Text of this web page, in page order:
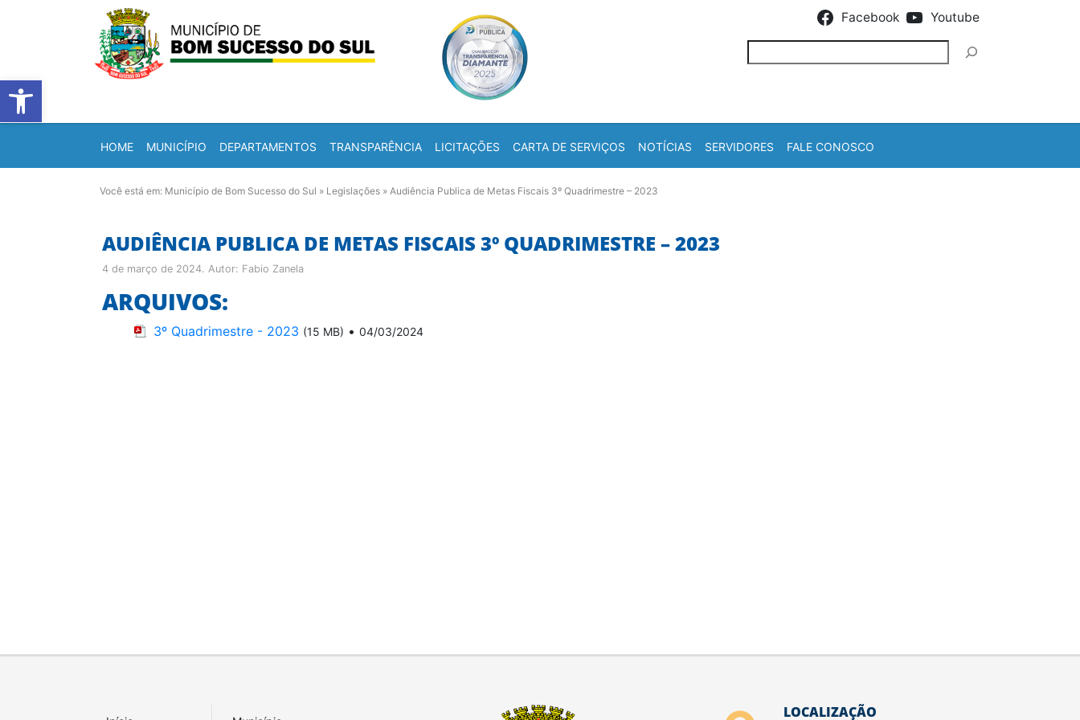
Barra de Ferramentas Aberta
Facebook Youtube
HOME MUNICÍPIO DEPARTAMENTOS TRANSPARÊNCIA LICITAÇÕES CARTA DE SERVIÇOS NOTÍCIAS SERVIDORES FALE CONOSCO
Você está em: Município de Bom Sucesso do Sul » Legislações » Audiência Publica de Metas Fiscais 3º Quadrimestre – 2023
AUDIÊNCIA PUBLICA DE METAS FISCAIS 3º QUADRIMESTRE – 2023
4 de março de 2024. Autor: Fabio Zanela
ARQUIVOS:
3º Quadrimestre - 2023 (15 MB) • 04/03/2024
LOCALIZAÇÃO